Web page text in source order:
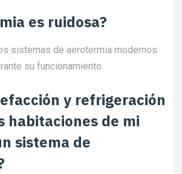
es ruidosa?
sistemas de aerotermia modernos
su funcionamiento.
y refrigeración
habitaciones de mi
sistema de